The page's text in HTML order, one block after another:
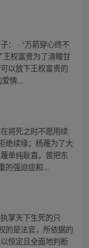
： - “万箭穿心终不
王权富贵为了清瞳甘
以放下王权富贵的
情...
将死之时不愿用续
绝续缘；杨蔑为了大
单纯耿直，曾把东
的强迫症和...
掌天下生死的只
的是法官，所依据的
恒定且全面地判断